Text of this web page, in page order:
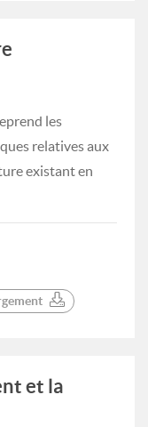
les
relatives aux
existant en
et la